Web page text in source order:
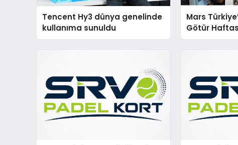
Tencent Hy3 dünya genelinde
kullanıma sunuldu
Mars
Götür